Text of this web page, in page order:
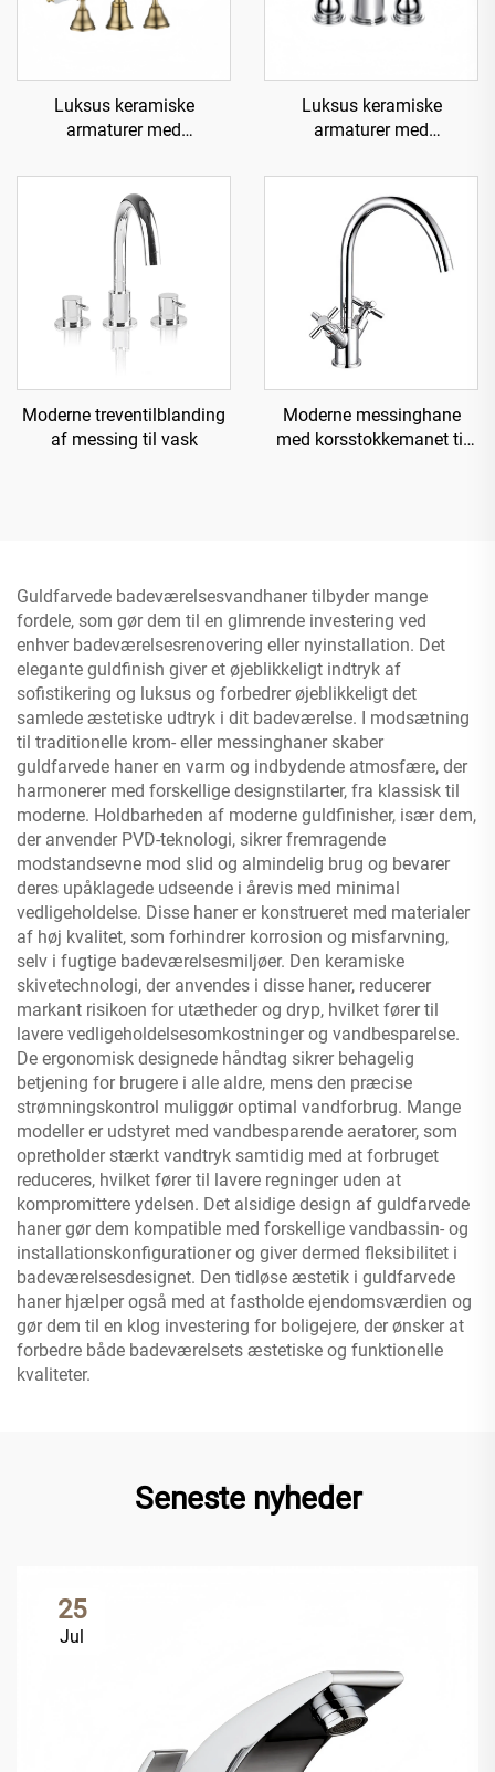
Luksus keramiske
armaturer med
Guld
Luksus keramiske
armaturer med
Krom
Moderne treventilblanding
af messing til vask
Moderne messinghane
med korsstokkemanet til
Guldfarvede badeværelsesvandhaner tilbyder mange
fordele, som gør dem til en glimrende investering ved
enhver badeværelsesrenovering eller nyinstallation. Det
elegante guldfinish giver et øjeblikkeligt indtryk af
sofistikering og luksus og forbedrer øjeblikkeligt det
samlede æstetiske udtryk i dit badeværelse. I modsætning
til traditionelle krom- eller messinghaner skaber
guldfarvede haner en varm og indbydende atmosfære, der
harmonerer med forskellige designstilarter, fra klassisk til
moderne. Holdbarheden af moderne guldfinisher, især dem,
der anvender PVD-teknologi, sikrer fremragende
modstandsevne mod slid og almindelig brug og bevarer
deres upåklagede udseende i årevis med minimal
vedligeholdelse. Disse haner er konstrueret med materialer
af høj kvalitet, som forhindrer korrosion og misfarvning,
selv i fugtige badeværelsesmiljøer. Den keramiske
skivetechnologi, der anvendes i disse haner, reducerer
markant risikoen for utætheder og dryp, hvilket fører til
lavere vedligeholdelsesomkostninger og vandbesparelse.
De ergonomisk designede håndtag sikrer behagelig
betjening for brugere i alle aldre, mens den præcise
strømningskontrol muliggør optimal vandforbrug. Mange
modeller er udstyret med vandbesparende aeratorer, som
opretholder stærkt vandtryk samtidig med at forbruget
reduceres, hvilket fører til lavere regninger uden at
kompromittere ydelsen. Det alsidige design af guldfarvede
haner gør dem kompatible med forskellige vandbassin- og
installationskonfigurationer og giver dermed fleksibilitet i
badeværelsesdesignet. Den tidløse æstetik i guldfarvede
haner hjælper også med at fastholde ejendomsværdien og
gør dem til en klog investering for boligejere, der ønsker at
forbedre både badeværelsets æstetiske og funktionelle
kvaliteter.
Seneste nyheder
25
Jul